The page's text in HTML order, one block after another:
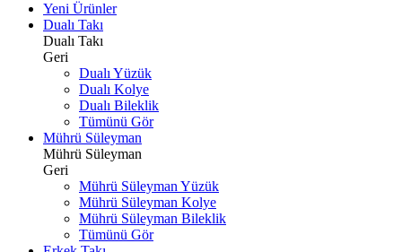
Yeni Ürünler
Dualı Takı
Dualı Takı
Geri
Dualı Yüzük
Dualı Kolye
Dualı Bileklik
Tümünü Gör
Mührü Süleyman
Mührü Süleyman
Geri
Mührü Süleyman Yüzük
Mührü Süleyman Kolye
Mührü Süleyman Bileklik
Tümünü Gör